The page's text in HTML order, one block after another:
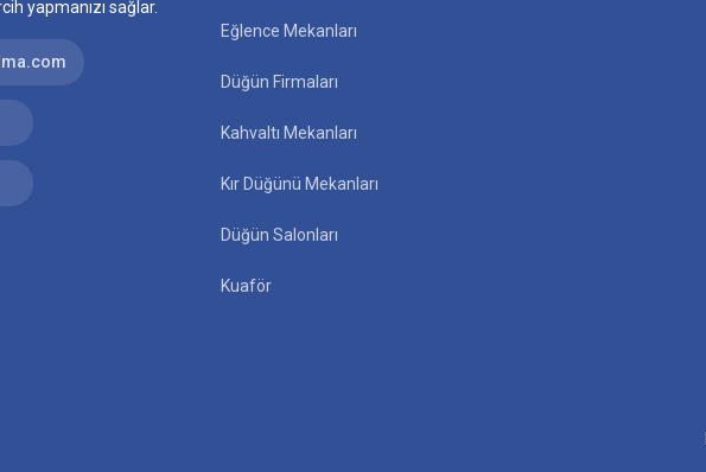
yapmanızı sağlar.
Eğlence Mekanları
Düğün Firmaları
Kahvaltı Mekanları
Kır Düğünü Mekanları
Düğün Salonları
Kuaför